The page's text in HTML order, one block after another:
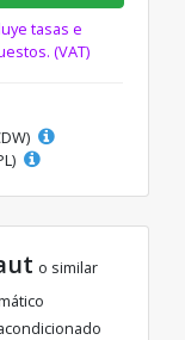
tasas e
(VAT)
o similar